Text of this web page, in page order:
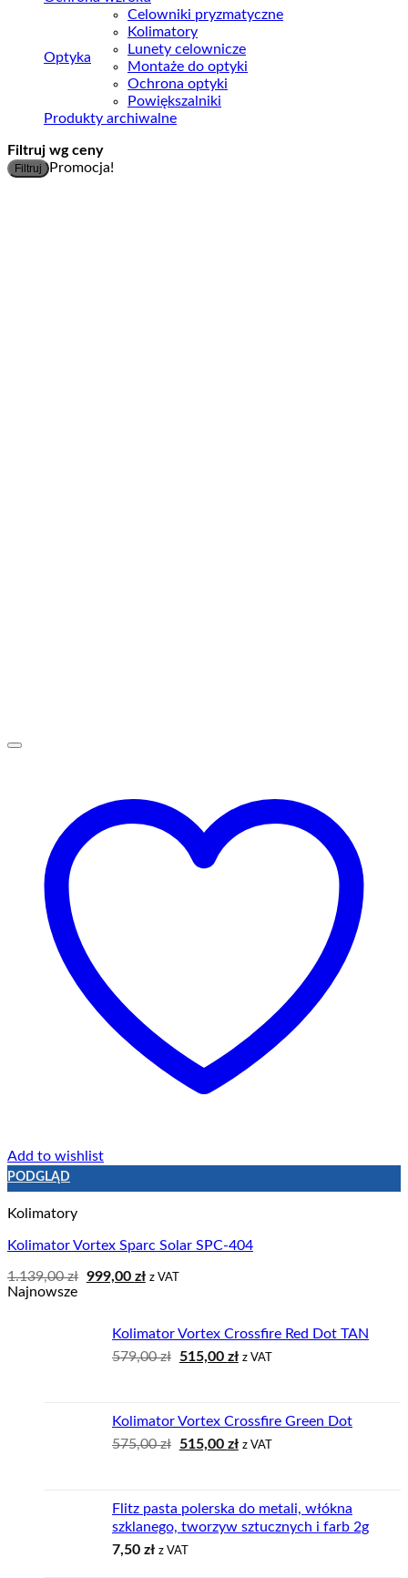
Optyka
Celowniki pryzmatyczne
Kolimatory
Lunety celownicze
Montaże do optyki
Ochrona optyki
Powiększalniki
Produkty archiwalne
Filtruj wg ceny
Filtruj Promocja!
Add to wishlist
PODGLĄD
Kolimatory
Kolimator Vortex Sparc Solar SPC-404
1.139,00zł Pierwotna
999,00 złAktualna
z VAT
Najnowsze
Kolimator Vortex Crossfire Red Dot TAN
579,00zł
Pierwotna
579,00 zł.
515,00 złAktualna
515,00 zł.
z VAT
Kolimator Vortex Crossfire Green Dot
575,00zł
Pierwotna
575,00 zł.
515,00 złAktualna
515,00 zł.
z VAT
Flitz pasta polerska do metali, włókna
szklanego, tworzyw sztucznych i farb 2g
7,50 zł z VAT